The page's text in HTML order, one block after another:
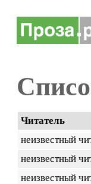
Читатель
неизвестный
неизвестный
неизвестный